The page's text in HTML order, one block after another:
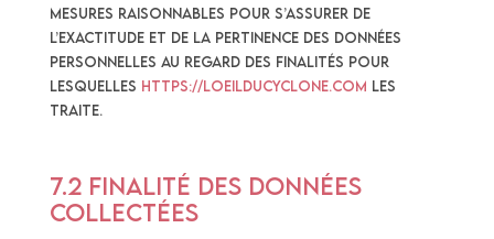
mesures raisonnables pour s’assurer de
l’exactitude et de la pertinence des Données
Personnelles au regard des finalités pour
lesquelles https://loeilducyclone.com les
traite.
7.2 Finalité des données
collectées